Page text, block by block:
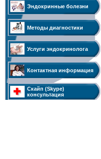
Эндокринные болезни
Методы диагностики
Услуги эндокринолога
Контактная информация
Скайп (Skype)
консультация